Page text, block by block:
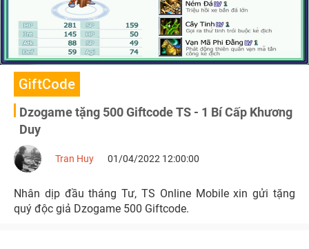
GiftCode
Dzogame tặng 500 Giftcode TS - 1 Bí Cấp Khương
Duy
Tran Huy 01/04/2022 12:00:00
Nhân dịp đầu tháng Tư, TS Online Mobile xin gửi tặng
quý độc giả Dzogame 500 Giftcode.